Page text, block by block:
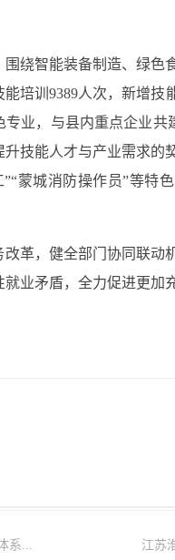
绕智能装备制造、绿色
培训9389人次，新增技
业，与县内重点企业共
技能人才与产业需求的
蒙城消防操作员”等特
革，健全部门协同联动
业矛盾，全力促进更加
系... 江苏